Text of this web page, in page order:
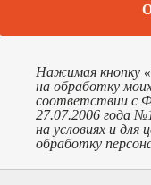
Нажимая кнопку
на обработку
соответствии с
27.07.2006 года
на условиях и для
обработку